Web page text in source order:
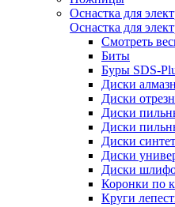
Оснастка для
Оснастка для
Смотреть
Биты
Буры SDS-
Диски
Диски
Диски
Диски
Диски
Диски
Диски
Коронки по
Круги